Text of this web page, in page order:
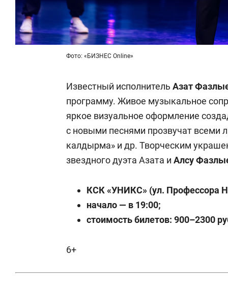
Фото: «БИЗНЕС Online»
Известный исполнитель Азат
программу. Живое музыкальное
яркое визуальное оформление
с новыми песнями прозвучат всеми
калдырма» и др. Творческим
звездного дуэта Азата и Алсу
КСК «УНИКС» (ул. Профессора
начало — в 19:00;
стоимость билетов: 900–2300
6+